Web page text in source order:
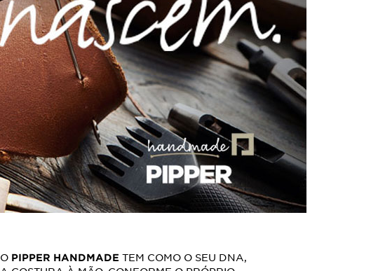
O PIPPER HANDMADE TEM COMO O SEU DNA,